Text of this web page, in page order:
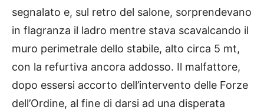
segnalato e, sul retro del salone, sorprendevano
in flagranza il ladro mentre stava scavalcando il
muro perimetrale dello stabile, alto circa 5 mt,
con la refurtiva ancora addosso. Il malfattore,
dopo essersi accorto dell’intervento delle Forze
dell’Ordine, al fine di darsi ad una disperata